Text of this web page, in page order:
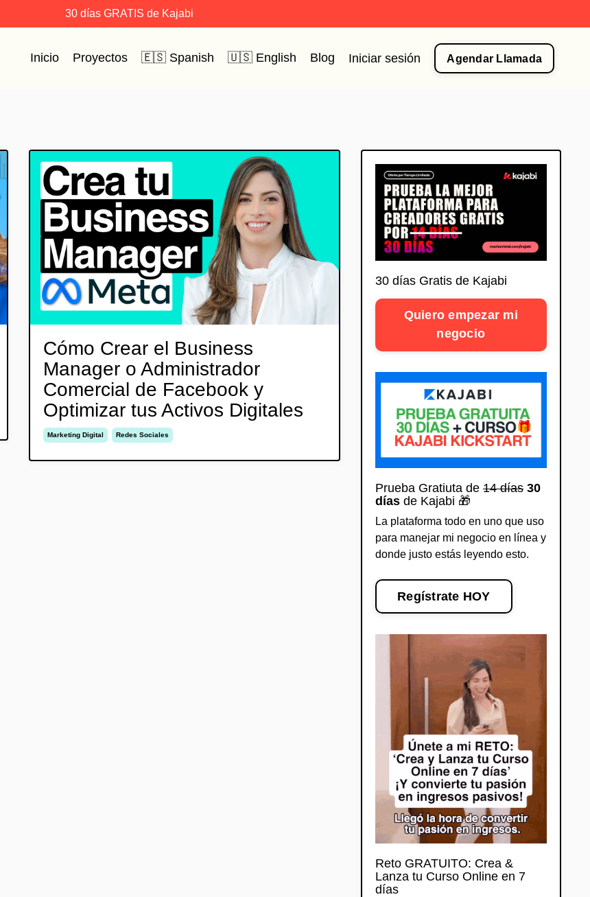
30 días GRATIS de Kajabi
Inicio Proyectos 🇪🇸 Spanish 🇺🇸 English Blog Iniciar sesión Agendar Llamada
Cómo Crear el Business
Manager o Administrador
Comercial de Facebook y
Optimizar tus Activos Digitales
Marketing Digital Redes Sociales
30 días Gratis de Kajabi
Quiero empezar mi
negocio
Prueba Gratiuta de 14 días 30
días de Kajabi 🎁
La plataforma todo en uno que uso
para manejar mi negocio en línea y
donde justo estás leyendo esto.
Regístrate HOY
Reto GRATUITO: Crea &
Lanza tu Curso Online en 7
días